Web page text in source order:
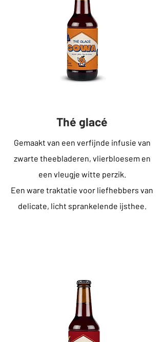
Thé glacé
Gemaakt van een verfijnde infusie van
zwarte theebladeren, vlierbloesem en
een vleugje witte perzik.
Een ware traktatie voor liefhebbers van
delicate, licht sprankelende ijsthee.